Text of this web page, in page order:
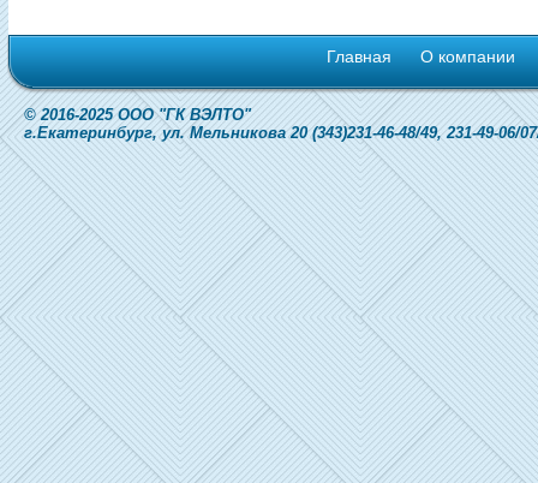
Главная О компании
© 2016-2025 ООО "ГК ВЭЛТО"
г.Екатеринбург, ул. Мельникова 20 (343)231-46-48/49, 231-49-06/